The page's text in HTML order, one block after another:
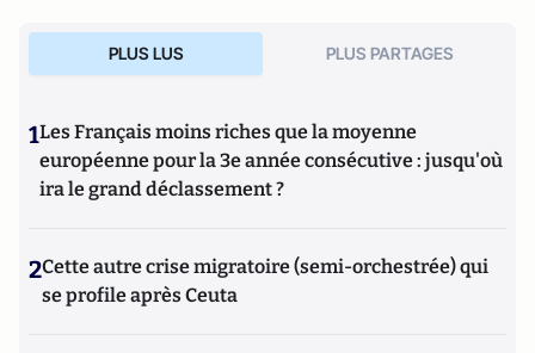
PLUS LUS PLUS PARTAGES
1Les Français moins riches que la moyenne
européenne pour la 3e année consécutive : jusqu'où
ira le grand déclassement ?
2Cette autre crise migratoire (semi-orchestrée) qui
se profile après Ceuta